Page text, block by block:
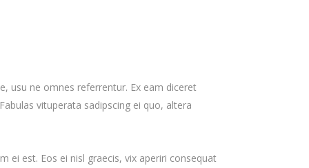
usu ne omnes referrentur. Ex eam diceret
vituperata sadipscing ei quo, altera
ei est. Eos ei nisl graecis, vix aperiri consequat